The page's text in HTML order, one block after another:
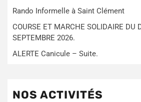
Rando Informelle à Saint Clément
COURSE ET MARCHE SOLIDAIRE DU
SEPTEMBRE 2026.
ALERTE Canicule – Suite.
NOS ACTIVITÉS